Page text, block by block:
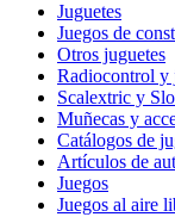
Juguetes
Juegos de
Otros juguetes
Radiocontrol y
Scalextric y
Muñecas y
Catálogos de
Artículos de
Juegos
Juegos al aire